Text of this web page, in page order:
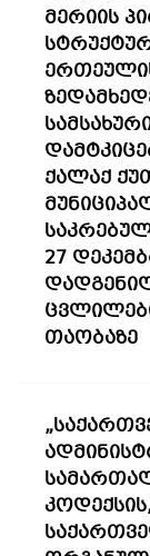
მერიის
ქალაქ
27
თაობაზე